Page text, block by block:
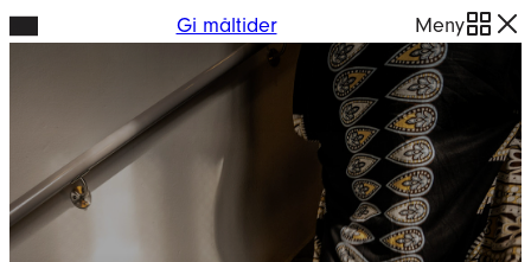
Hopp
Gi måltider Meny